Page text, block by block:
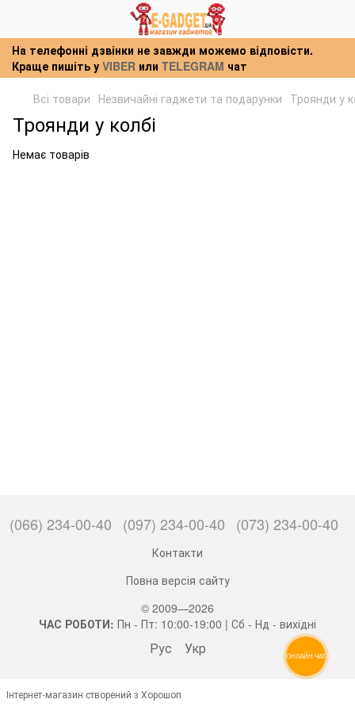
На телефонні дзвінки не завжди можемо відповісти.
Краще пишіть у VIBER или TELEGRAM чат
Всі товари Незвичайні гаджети та подарунки Троянди у
Троянди у колбі
Немає товарів
(066) 234-00-40 (097) 234-00-40 (073) 234-00-40
Контакти
Повна версія сайту
© 2009—2026
ЧАС РОБОТИ: Пн - Пт: 10:00-19:00 | Сб - Нд - вихідні
Рус Укр
Інтернет-магазин створений з Хорошоп
ОНЛАЙН ЧАТ